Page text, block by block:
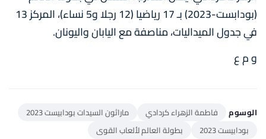
(بودابست-2023) بـ 17 رياضيا (12 رجلا و5 نساء)، المركز 13
في جدول الميداليات، مناصفة مع اليابان واليونان.
و م ع
الوسوم فاطمة الزهراء كردادي
ماراثون السيدات بودابيست 2023
بودابيست 2023
بطولة العالم لألعاب القوى